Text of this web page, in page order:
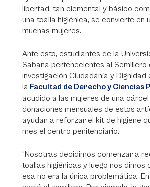
libertad, tan elemental y básico
una toalla higiénica, se convierte en
muchas mujeres.
Ante esto, estudiantes de la
Sabana pertenecientes al Semillero
investigación Ciudadanía y Dignidad
la Facultad de Derecho y Ciencias
acudido a las mujeres de una
donaciones mensuales de estos
ayudan a reforzar el kit de higiene
mes el centro penitenciario.
“Nosotras decidimos comenzar a
toallas higiénicas y luego nos dimos
esa no era la única problemática.